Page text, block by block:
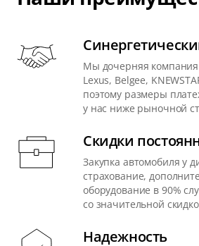
Мы дочерняя компания
Lexus, Belgee,
поэтому размеры
у нас ниже рыночной
Скидки
Закупка автомобиля у
страхование,
оборудование в 90%
со значительной
Надежность